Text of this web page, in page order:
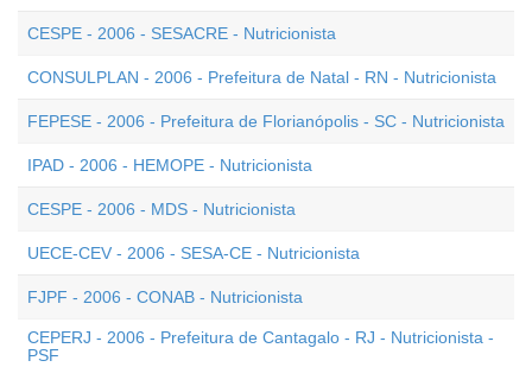
CESPE - 2006 - SESACRE - Nutricionista
CONSULPLAN - 2006 - Prefeitura de Natal - RN - Nutricionista
FEPESE - 2006 - Prefeitura de Florianópolis - SC - Nutricionista
IPAD - 2006 - HEMOPE - Nutricionista
CESPE - 2006 - MDS - Nutricionista
UECE-CEV - 2006 - SESA-CE - Nutricionista
FJPF - 2006 - CONAB - Nutricionista
CEPERJ - 2006 - Prefeitura de Cantagalo - RJ - Nutricionista -
PSF